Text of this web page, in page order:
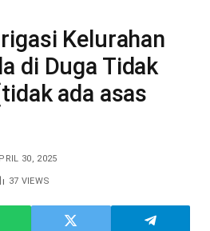
Kelurahan
di Duga Tidak
ada asas
30, 2025
37 VIEWS